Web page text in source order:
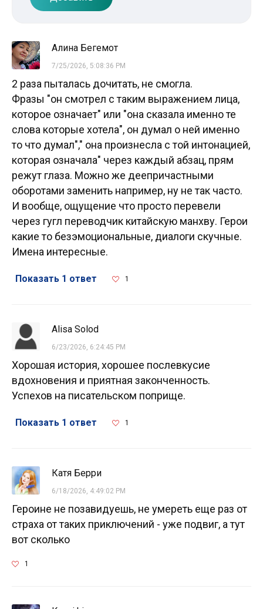
Алина Бегемот
7/25/2026, 5:08:36 PM
2 раза пыталась дочитать, не смогла.
Фразы "он смотрел с таким выражением лица,
которое означает" или "она сказала именно те
слова которые хотела", он думал о ней именно
то что думал"," она произнесла с той интонацией,
которая означала" через каждый абзац, прям
режут глаза. Можно же деепричастными
оборотами заменить например, ну не так часто.
И вообще, ощущение что просто перевели
через гугл переводчик китайскую манхву. Герои
какие то безэмоциональные, диалоги скучные.
Имена интересные.
Показать 1 ответ 1
Alisa Solod
6/23/2026, 6:24:45 PM
Хорошая история, хорошее послевкусие
вдохновения и приятная законченность.
Успехов на писательском поприще.
Показать 1 ответ 1
Катя Берри
6/18/2026, 4:49:02 PM
Героине не позавидуешь, не умереть еще раз от
страха от таких приключений - уже подвиг, а тут
вот сколько
1